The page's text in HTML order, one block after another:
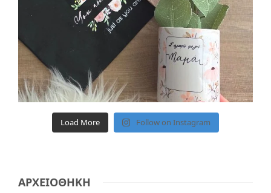
Load More Follow on Instagram
ΑΡΧΕΙΟΘΗΚΗ